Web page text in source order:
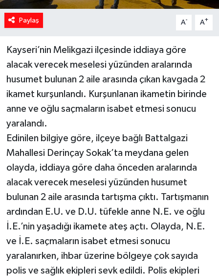
Paylaş A- A+
Kayseri’nin Melikgazi ilçesinde iddiaya göre
alacak verecek meselesi yüzünden aralarında
husumet bulunan 2 aile arasında çıkan kavgada 2
ikamet kurşunlandı. Kurşunlanan ikametin birinde
anne ve oğlu saçmaların isabet etmesi sonucu
yaralandı.
Edinilen bilgiye göre, ilçeye bağlı Battalgazi
Mahallesi Derinçay Sokak’ta meydana gelen
olayda, iddiaya göre daha önceden aralarında
alacak verecek meselesi yüzünden husumet
bulunan 2 aile arasında tartışma çıktı. Tartışmanın
ardından E.U. ve D.U. tüfekle anne N.E. ve oğlu
İ.E.’nin yaşadığı ikamete ateş açtı. Olayda, N.E.
ve İ.E. saçmaların isabet etmesi sonucu
yaralanırken, ihbar üzerine bölgeye çok sayıda
polis ve sağlık ekipleri sevk edildi. Polis ekipleri